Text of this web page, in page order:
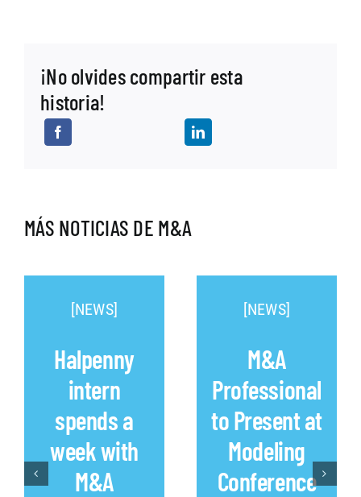
¡No olvides compartir esta
historia!
MÁS NOTICIAS DE M&A
[NEWS]
Halpenny
intern
spends a
week with
M&A
[NEWS]
M&A
Professional
to Present at
Modeling
Conference